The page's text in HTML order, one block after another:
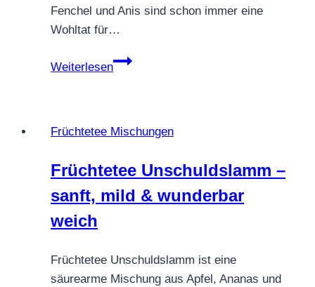
Fenchel und Anis sind schon immer eine
Wohltat für…
Weiterlesen
Kräutertee
Früchtetee Mischungen
Früchtetee Unschuldslamm –
sanft, mild & wunderbar
weich
Früchtetee Unschuldslamm ist eine
säurearme Mischung aus Apfel, Ananas und